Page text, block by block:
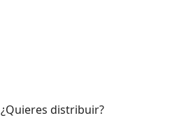
¿Quieres distribuir?